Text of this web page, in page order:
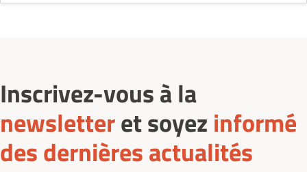
Inscrivez-vous à la
newsletteret soyez informé
des dernières actualités